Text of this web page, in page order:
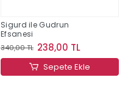
Sigurd ile Gudrun
Efsanesi
340,00 TL 238,00 TL
Sepete Ekle